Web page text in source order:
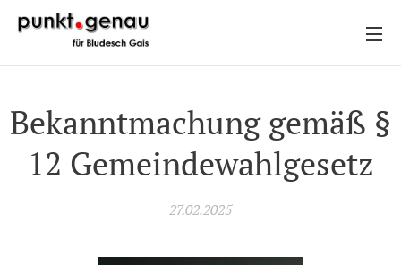
Bekanntmachung gemäß §
12 Gemeindewahlgesetz
27.02.2025